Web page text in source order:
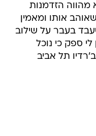
מהווה הזדמנות
אותו ומאמין
בעבר על שילוב
ספק כי נוכל
תל אביב